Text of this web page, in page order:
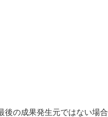
後の成果発生元ではない場合